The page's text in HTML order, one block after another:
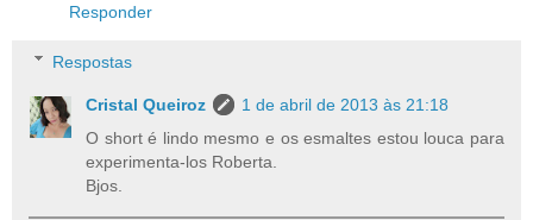
Responder
Respostas
Cristal Queiroz
1 de abril de 2013 às 21:18
O short é lindo mesmo e os esmaltes estou louca para
experimenta-los Roberta.
Bjos.